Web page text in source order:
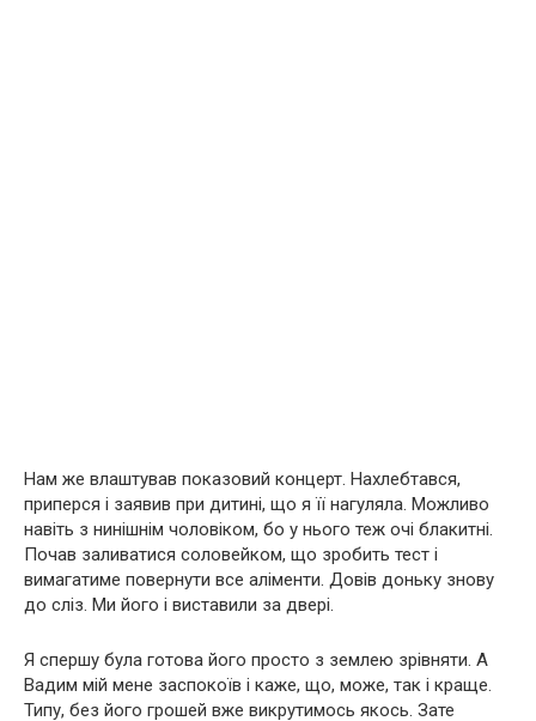
Нам же влаштував показовий концерт. Нахлебтався,
приперся і заявив при дитині, що я її нагуляла. Можливо
навіть з нинішнім чоловіком, бо у нього теж очі блакитні.
Почав заливатися соловейком, що зробить тест і
вимагатиме повернути все аліменти. Довів доньку знову
до сліз. Ми його і виставили за двері.
Я спершу була готова його просто з землею зрівняти. А
Вадим мій мене заспокоїв і каже, що, може, так і краще.
Типу, без його грошей вже викрутимось якось. Зате